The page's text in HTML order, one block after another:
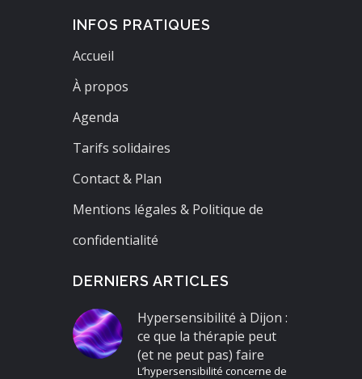
INFOS PRATIQUES
Accueil
À propos
Agenda
Tarifs solidaires
Contact & Plan
Mentions légales & Politique de
confidentialité
DERNIERS ARTICLES
Hypersensibilité à Dijon :
ce que la thérapie peut
(et ne peut pas) faire
L’hypersensibilité concerne de